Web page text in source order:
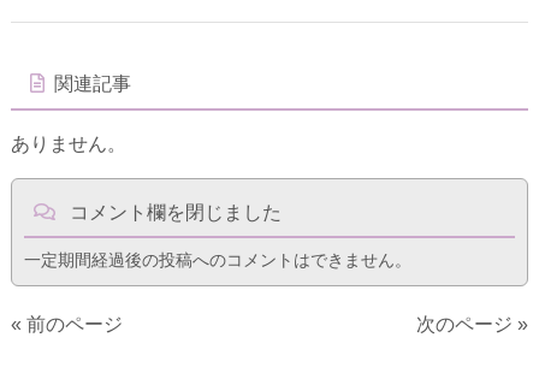
関連記事
ありません。
コメント欄を閉じました
一定期間経過後の投稿へのコメントはできません。
« 前のページ 次のページ »